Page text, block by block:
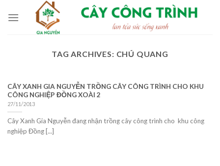
TAG ARCHIVES: CHÚ QUANG
CÂY XANH GIA NGUYỄN TRỒNG CÂY CÔNG TRÌNH CHO KHU
CÔNG NGHIỆP ĐỒNG XOÀI 2
27/11/2013
Cây Xanh Gia Nguyễn đang nhận trồng cây công trình cho khu công
nghiệp Đồng [...]